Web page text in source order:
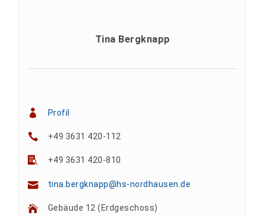
Tina Bergknapp
Profil
+49 3631 420-112
+49 3631 420-810
tina.bergknapp@hs-nordhausen.de
Gebäude 12 (Erdgeschoss)